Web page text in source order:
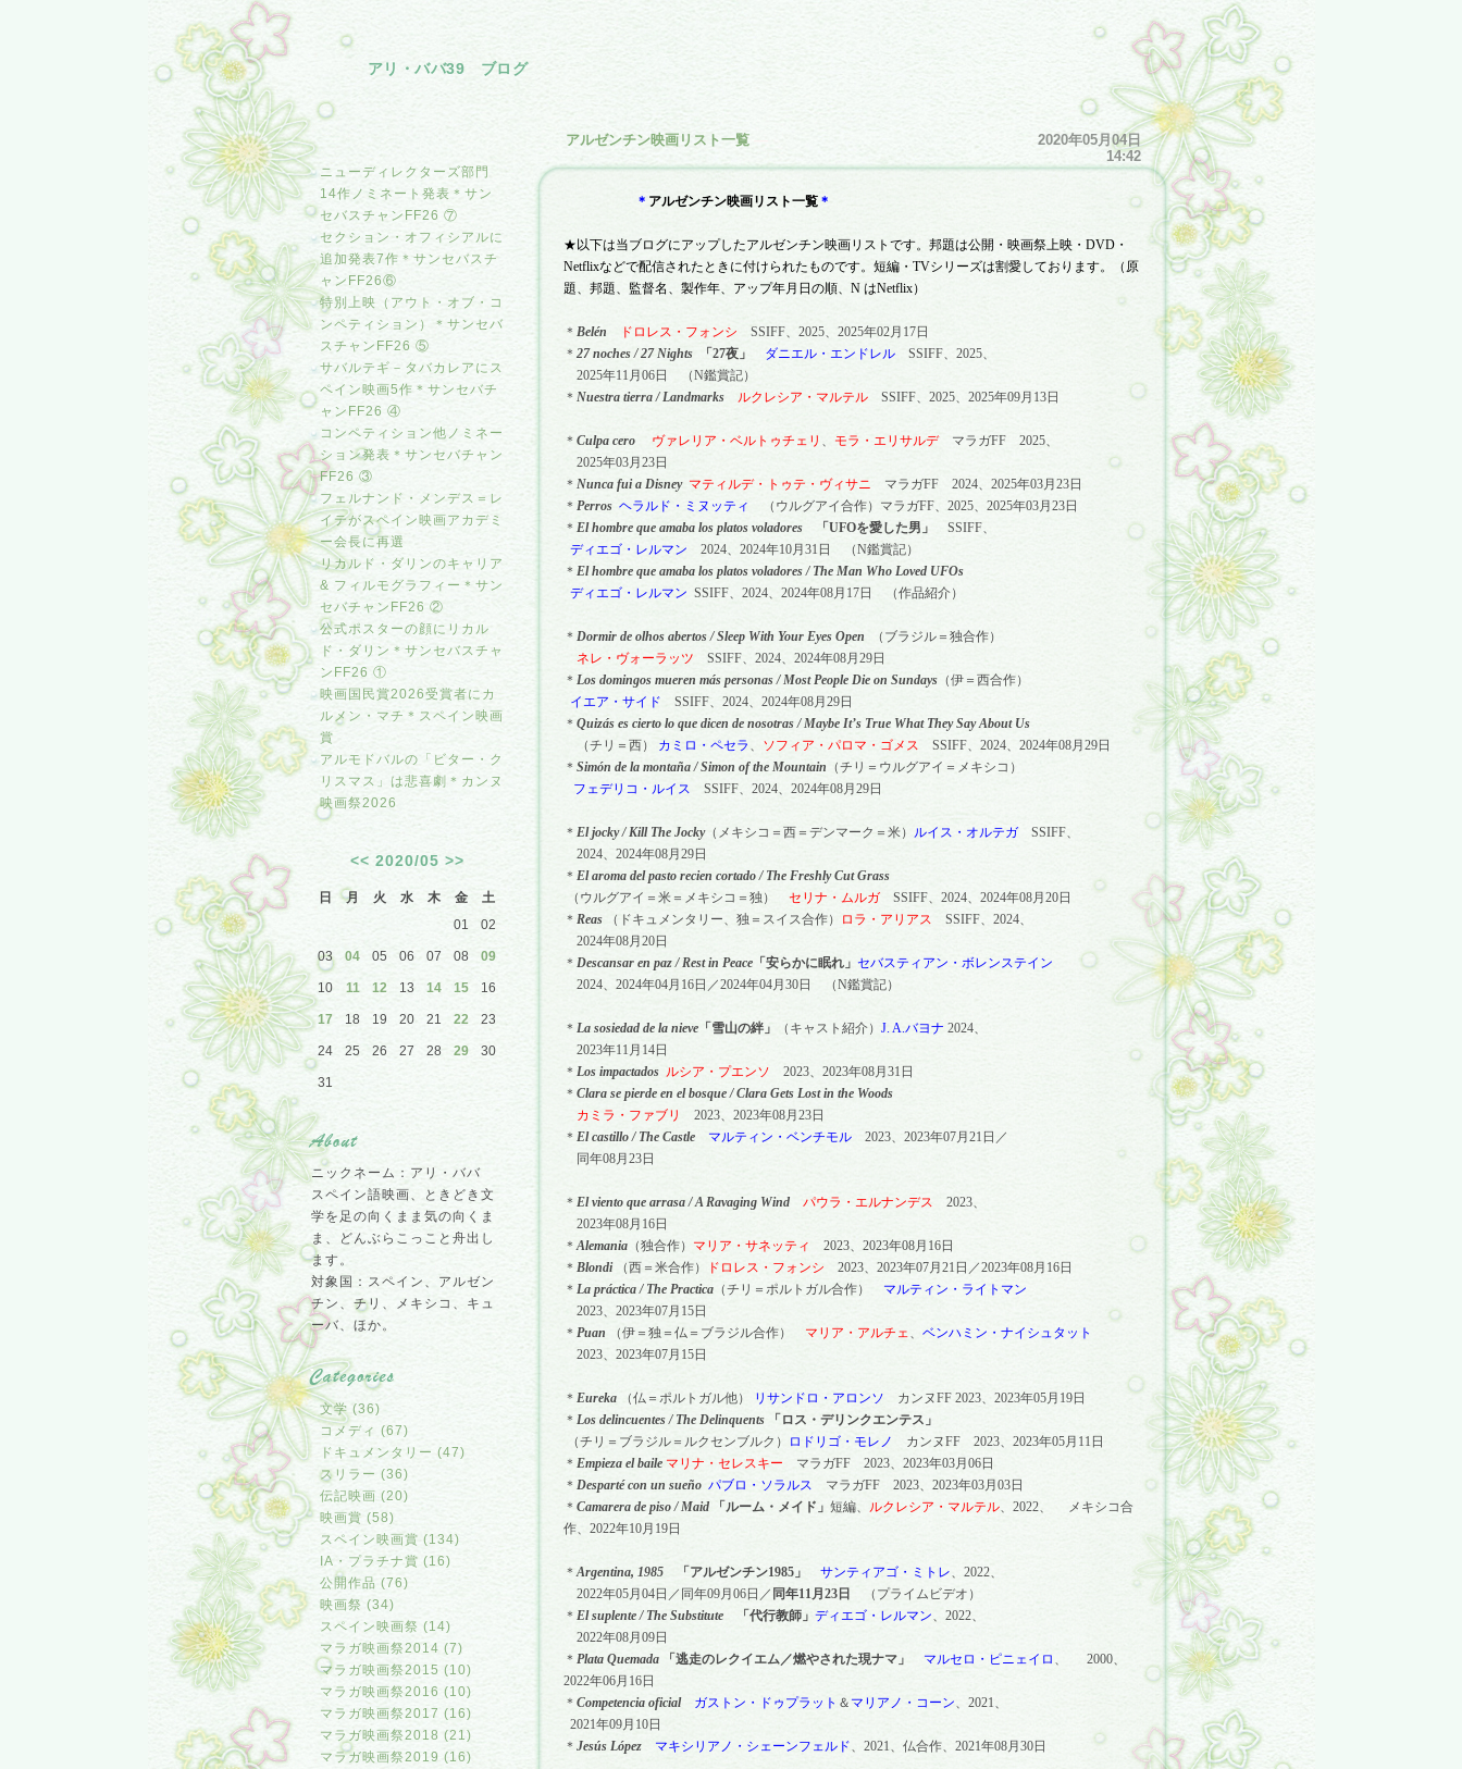
アリ・ババ39 ブログ
ニューディレクターズ部門
14作ノミネート発表＊サン
セバスチャンFF26 ⑦
セクション・オフィシアルに
追加発表7作＊サンセバスチ
ャンFF26⑥
特別上映（アウト・オブ・コ
ンペティション）＊サンセバ
スチャンFF26 ⑤
サバルテギ－タバカレアにス
ペイン映画5作＊サンセバチ
ャンFF26 ④
コンペティション他ノミネー
ション発表＊サンセバチャン
FF26 ③
フェルナンド・メンデス＝レ
イテがスペイン映画アカデミ
ー会長に再選
リカルド・ダリンのキャリア
& フィルモグラフィー＊サン
セバチャンFF26 ②
公式ポスターの顔にリカル
ド・ダリン＊サンセバスチャ
ンFF26 ①
映画国民賞2026受賞者にカ
ルメン・マチ＊スペイン映画
賞
アルモドバルの「ビター・ク
リスマス」は悲喜劇＊カンヌ
映画祭2026
<< 2020/05 >>
日 月 火 水 木 金
土
01
02
03 04 05 06 07 08 09
10 11 12 13 14 15 16
17 18 19 20 21 22 23
24 25 26 27 28 29 30
31
ニックネーム：アリ・ババ
スペイン語映画、ときどき文
学を足の向くまま気の向くま
ま、どんぶらこっこと舟出し
ます。
対象国：スペイン、アルゼン
チン、チリ、メキシコ、キュ
ーバ、ほか。
文学 (36)
コメディ (67)
ドキュメンタリー (47)
スリラー (36)
伝記映画 (20)
映画賞 (58)
スペイン映画賞 (134)
IA・プラチナ賞 (16)
公開作品 (76)
映画祭 (34)
スペイン映画祭 (14)
マラガ映画祭2014 (7)
マラガ映画祭2015 (10)
マラガ映画祭2016 (10)
マラガ映画祭2017 (16)
マラガ映画祭2018 (21)
マラガ映画祭2019 (16)
アルゼンチン映画リスト一覧―
2020年05月04日
14:42
＊ アルゼンチン映画リスト一覧＊
★以下は当ブログにアップしたアルゼンチン映画リストです。邦題は公開・映画祭上映・ DVD・
Netflixなどで配信されたときに付けられたものです。短編・ TVシリーズは割愛しております。
（原
題、邦題、監督名、製作年、アップ年月日の順、 N はNetflix）
＊ Belén ドロレス・フォンシ SSIFF、 2025、 2025年02月 17日
＊ 27 noches / 27 Nights 「 27夜」 ダニエル・エンドレル SSIFF、 2025、
2025年11 月 06日 （N鑑賞記）
＊ Nuestra tierra / Landmarks ルクレシア・マルテル SSIFF、 2025、 2025年09月 13日
＊ Culpa cero ヴァレリア・ベルトゥチェリ 、 モラ・エリサルデマラガFF 2025、
2025年03月 23日
＊ Nunca fui a Disney マティルデ・トゥテ・ヴィサニ マラガFF 2024、 2025年03月 23日
＊ Perros ヘラルド・ミヌッティ （ウルグアイ合作）マラガFF、 2025、 2025年03月 23日
＊ El hombre que amaba los platos voladores 「 UFOを愛した男」
SSIFF、
ディエゴ・レルマン
2024、 2024年10月 31 日 （N鑑賞記）
＊ El hombre que amaba los platos voladores / The Man Who Loved UFOs
ディエゴ・レルマン SSIFF、 2024、 2024年08月 17日 （作品紹介）
＊ Dormir de olhos abertos / Sleep With Your Eyes Open
（ブラジル＝独合作）
ネレ・ヴォーラッツ
SSIFF、 2024、 2024年08月 29日
＊ Los domingos mueren más personas / Most People Die on Sundays（伊＝西合作）
イエア・サイド
SSIFF、 2024、 2024年08月 29日
＊ Quizás es cierto lo que dicen de nosotras / Maybe It’s True What They Say About Us
（チリ＝西）
カミロ・ペセラ 、 ソフィア・パロマ・ゴメス SSIFF、 2024、 2024年08月 29日
＊ Simón de la montaña / Simon of the Mountain （チリ＝ウルグアイ＝メキシコ）
フェデリコ・ルイス
SSIFF、 2024、 2024年08月 29日
＊ El jocky / Kill The Jocky（メキシコ＝西＝デンマーク＝米） ルイス・オルテガ SSIFF、
2024、 2024年08月 29日
＊ El aroma del pasto recien cortado / The Freshly Cut Grass
（ウルグアイ＝米＝メキシコ＝独）
セリナ・ムルガ SSIFF、 2024、 2024年08月 20日
＊ Reas （ドキュメンタリー、独＝スイス合作） ロラ・アリアス SSIFF、 2024、
2024年08月 20日
＊ Descansar en paz / Rest in Peace「安らかに眠れ」 セバスティアン・ボレンステイン
2024、 2024年04月 16日／2024年04月 30日 （N鑑賞記）
＊ La sosiedad de la nieve「雪山の絆」 （キャスト紹介） J. A.バヨナ 2024、
2023年11 月 14日
＊ Los impactados ルシア・プエンソ 2023、 2023年08月 31 日
＊ Clara se pierde en el bosque / Clara Gets Lost in the Woods
カミラ・ファブリ
2023、 2023年08月 23日
＊ El castillo / The Castle マルティン・ベンチモル 2023、 2023年07月 21 日／
同年08月 23日
＊ El viento que arrasa / A Ravaging Wind パウラ・エルナンデス 2023、
2023年08月 16日
＊Alemania（独合作） マリア・サネッティ 2023、 2023年08月 16日
＊ Blondi （西＝米合作） ドロレス・フォンシ 2023、 2023年07月 21 日／2023年08月 16日
＊ La práctica / The Practica（チリ＝ポルトガル合作）
マルティン・ライトマン
2023、 2023年07月 15日
＊ Puan （伊＝独＝仏＝ブラジル合作） マリア・アルチェ、 ベンハミン・ナイシュタット
2023、 2023年07月 15日
＊ Eureka （仏＝ポルトガル他） リサンドロ・アロンソ カンヌFF 2023、 2023年05月 19日
＊ Los delincuentes / The Delinquents
「ロス・デリンクエンテス」
（チリ＝ブラジル＝ルクセンブルク）
ロドリゴ・モレノ カンヌFF 2023、 2023年05月 11 日
＊ Empieza el baile マリナ・セレスキー マラガFF 2023、 2023年03月 06日
＊ Despartécon un sueño パブロ・ソラルス マラガFF 2023、 2023年03月 03日
＊ Camarera de piso / Maid 「ルーム・メイド」 短編、 ルクレシア・マルテル、 2022、 メキシコ合
作、 2022年10月 19日
＊Argentina, 1985 「アルゼンチン1985」 サンティアゴ・ミトレ、 2022、
2022年05月04日／同年09月 06日／ 同年11月23日
（プライムビデオ）
＊ El suplente / The Substitute 「代行教師」 ディエゴ・レルマン、 2022、
2022年08月 09日
＊ Plata Quemada 「逃走のレクイエム／燃やされた現ナマ」 マルセロ・ピニェイロ 、 2000、
2022年06月 16日
＊ Competencia oficial ガストン・ドゥプラット ＆ マリアノ・コーン、 2021、
2021年09月 10日
＊ Jesús López マキシリアノ・シェーンフェルド、 2021、仏合作、 2021年08月 30日